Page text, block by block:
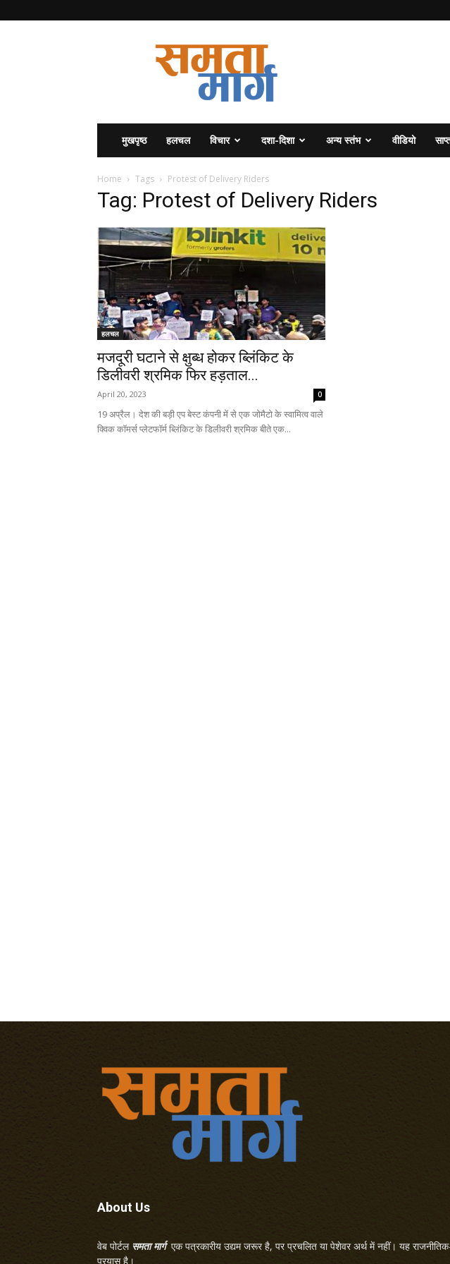
मुखपृष्ठ हलचल विचार दशा-दिशा अन्य स्तंभ वीडियो
Home Tags Protest of Delivery Riders
Tag: Protest of Delivery Riders
हलचल
मजदूरी घटाने से क्षुब्ध होकर ब्लिंकिट के
डिलीवरी श्रमिक फिर हड़ताल...
April 20, 2023 0
19 अप्रैल। देश की बड़ी एप बेस्ट कंपनी में से एक जोमैटो के स्वामित्व वाले
क्विक कॉमर्स प्लेटफॉर्म ब्लिंकिट के डिलीवरी श्रमिक बीते एक...
About Us
वेब पोर्टल समता मार्गएक पत्रकारीय उद्यम जरूर है, पर प्रचलित या पेशेवर अर्थ में नहीं। यह
प्रयास है।